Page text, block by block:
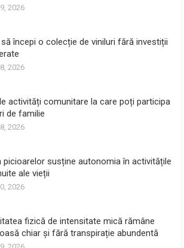
2026
începi o colecție de viniluri fără investiții
2026
activități comunitare la care poți participa
de familie
2026
picioarelor susține autonomia în activitățile
ale vieții
2026
fizică de intensitate mică rămâne
chiar și fără transpirație abundentă
2026